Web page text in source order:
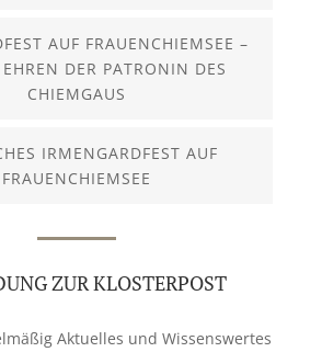
AUF FRAUENCHIEMSEE –
DER PATRONIN DES
CHIEMGAUS
IRMENGARDFEST AUF
FRAUENCHIEMSEE
ZUR KLOSTERPOST
Aktuelles und Wissenswertes